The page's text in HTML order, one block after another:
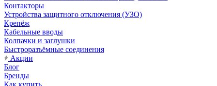
Контакторы
Устройства защитного отключения (УЗО)
Крепёж
Кабельные вводы
Колпачки и заглушки
Быстроразъёмные соединения
Акции
Блог
Бренды
Как купить